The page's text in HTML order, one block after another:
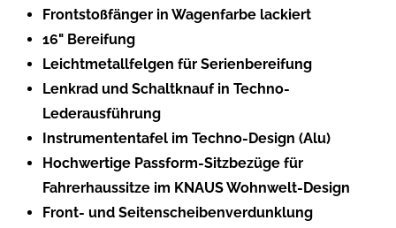
Frontstoßfänger in Wagenfarbe lackiert
16" Bereifung
Leichtmetallfelgen für Serienbereifung
Lenkrad und Schaltknauf in Techno-
Lederausführung
Instrumententafel im Techno-Design (Alu)
Hochwertige Passform-Sitzbezüge für
Fahrerhaussitze im KNAUS Wohnwelt-Design
Front- und Seitenscheibenverdunklung